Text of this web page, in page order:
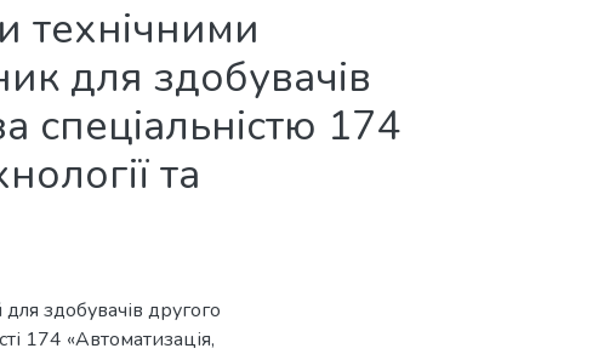
технічними
для здобувачів
спеціальністю 174
та
здобувачів другого
174 «Автоматизація,